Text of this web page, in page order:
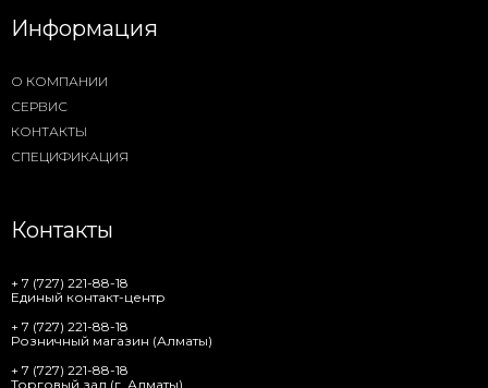
Информация
О КОМПАНИИ
СЕРВИС
КОНТАКТЫ
СПЕЦИФИКАЦИЯ
Контакты
+ 7 (727) 221-88-18
Единый контакт-центр
+ 7 (727) 221-88-18
Розничный магазин (Алматы)
+ 7 (727) 221-88-18
Торговый зал (г. Алматы)